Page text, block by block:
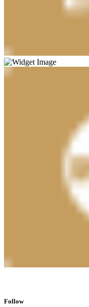
Follow